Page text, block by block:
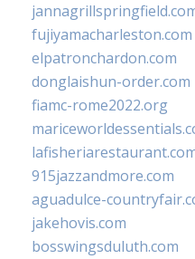
fujiyamacharleston.com
elpatronchardon.com
donglaishun-order.com
fiamc-rome2022.org
915jazzandmore.com
aguadulce-
jakehovis.com
bosswingsduluth.com